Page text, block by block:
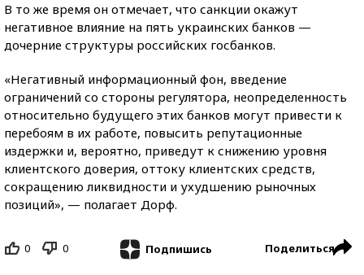
В то же время он отмечает, что санкции окажут
негативное влияние на пять украинских банков —
дочерние структуры российских госбанков.
«Негативный информационный фон, введение
ограничений со стороны регулятора, неопределенность
относительно будущего этих банков могут привести к
перебоям в их работе, повысить репутационные
издержки и, вероятно, приведут к снижению уровня
клиентского доверия, оттоку клиентских средств,
сокращению ликвидности и ухудшению рыночных
позиций», — полагает Дорф.
0 0 Подпишись Поделиться